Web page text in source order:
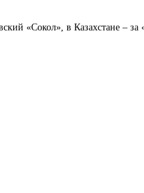
«Сокол», в Казахстане – за